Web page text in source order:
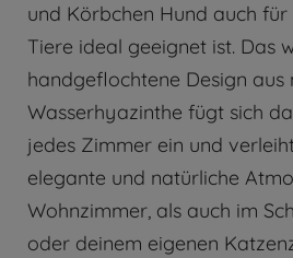
und Körbchen Hund auch
Tiere ideal geeignet ist. Das
handgeflochtene Design aus
Wasserhyazinthe fügt sich
jedes Zimmer ein und
elegante und natürliche
Wohnzimmer, als auch im
oder deinem eigenen